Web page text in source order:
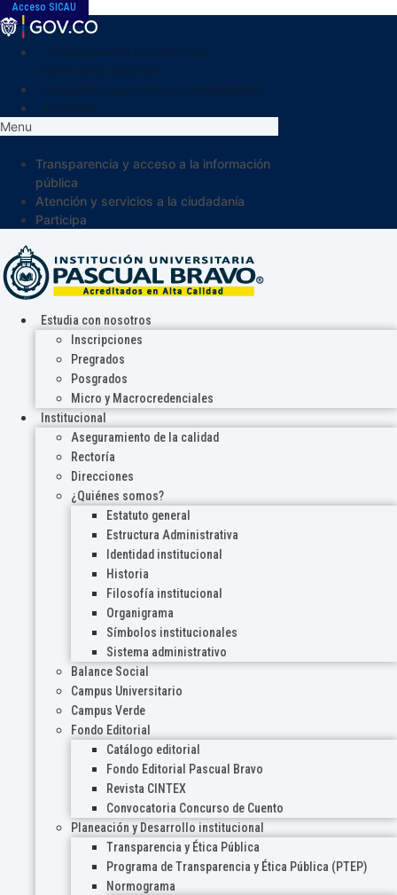
Acceso SICAU
Menu
Transparencia y acceso a la información
pública
Atención y servicios a la ciudadanía
Participa
Estudia con nosotros
Inscripciones
Pregrados
Posgrados
Micro y Macrocredenciales
Institucional
Aseguramiento de la calidad
Rectoría
Direcciones
¿Quiénes somos?
Estatuto general
Estructura Administrativa
Identidad institucional
Historia
Filosofía institucional
Organigrama
Símbolos institucionales
Sistema administrativo
Balance Social
Campus Universitario
Campus Verde
Fondo Editorial
Catálogo editorial
Fondo Editorial Pascual Bravo
Revista CINTEX
Convocatoria Concurso de Cuento
Planeación y Desarrollo institucional
Transparencia y Ética Pública
Programa de Transparencia y Ética Pública (PTEP)
Normograma